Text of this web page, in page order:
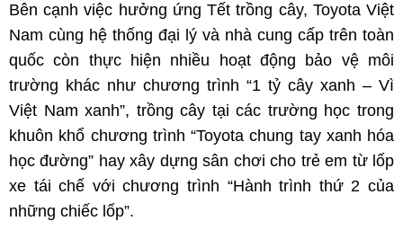
Bên cạnh việc hưởng ứng Tết trồng cây, Toyota Việt
Nam cùng hệ thống đại lý và nhà cung cấp trên toàn
quốc còn thực hiện nhiều hoạt động bảo vệ môi
trường khác như chương trình “1 tỷ cây xanh – Vì
Việt Nam xanh”, trồng cây tại các trường học trong
khuôn khổ chương trình “Toyota chung tay xanh hóa
học đường” hay xây dựng sân chơi cho trẻ em từ lốp
xe tái chế với chương trình “Hành trình thứ 2 của
những chiếc lốp”.